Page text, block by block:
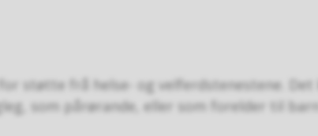
støtte frå helse- og velferdstenestene. Det
som pårørande, eller som forelder til